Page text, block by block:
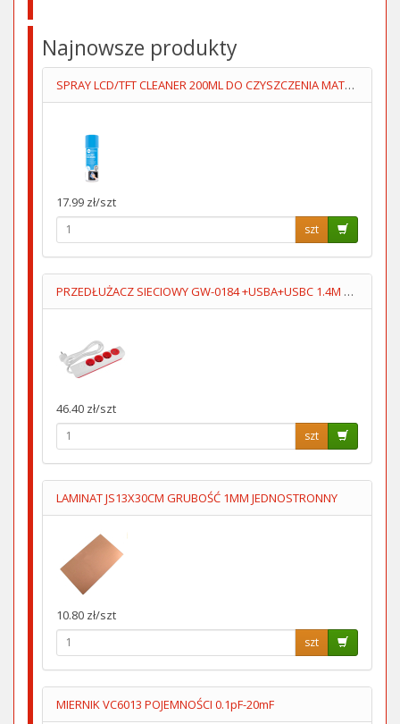
Najnowsze produkty
SPRAY LCD/TFT CLEANER 200ML DO CZYSZCZENIA MATRYC LCD/TFT
17.99 zł/szt
szt
PRZEDŁUŻACZ SIECIOWY GW-0184 +USBA+USBC 1.4M 3GN+WYŁĄCZNIK
46.40 zł/szt
szt
LAMINAT JS13X30CM GRUBOŚĆ 1MM JEDNOSTRONNY
10.80 zł/szt
szt
MIERNIK VC6013 POJEMNOŚCI 0.1pF-20mF